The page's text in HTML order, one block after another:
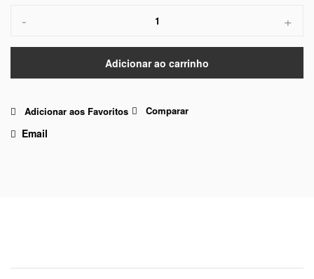
- +
Adicionar ao carrinho
Adicionar aos Favoritos Comparar
Email